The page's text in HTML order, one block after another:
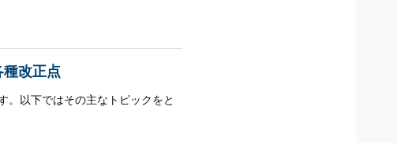
改正点
。以下ではその主なトピックをと